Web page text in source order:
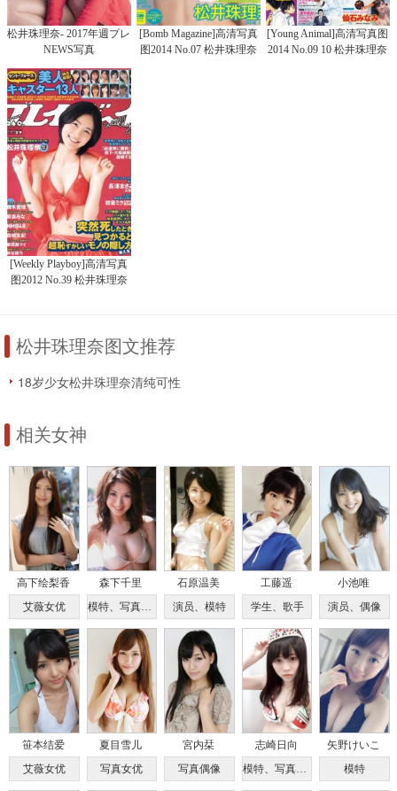
松井珠理奈- 2017年週プレ
NEWS写真
[Bomb Magazine]高清写真
图2014 No.07 松井珠理奈
[Young Animal]高清写真图
2014 No.09 10 松井珠理奈
[Weekly Playboy]高清写真
图2012 No.39 松井珠理奈
松井珠理奈图文推荐
18岁少女松井珠理奈清纯可性
相关女神
高下绘梨香
艾薇女优
森下千里
模特、写真偶像
石原温美
演员、模特
工藤遥
学生、歌手
小池唯
演员、偶像
笹本结爱
艾薇女优
夏目雪儿
写真女优
宮内栞
写真偶像
志崎日向
模特、写真偶像
矢野けいこ
模特